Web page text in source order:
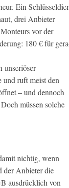
Ein
drei Anbieter
vor der
180 € für
unseriöser
und ruft meist den
– und dennoch
müssen solche
nichtig, wenn
der Anbieter die
ausdrücklich von